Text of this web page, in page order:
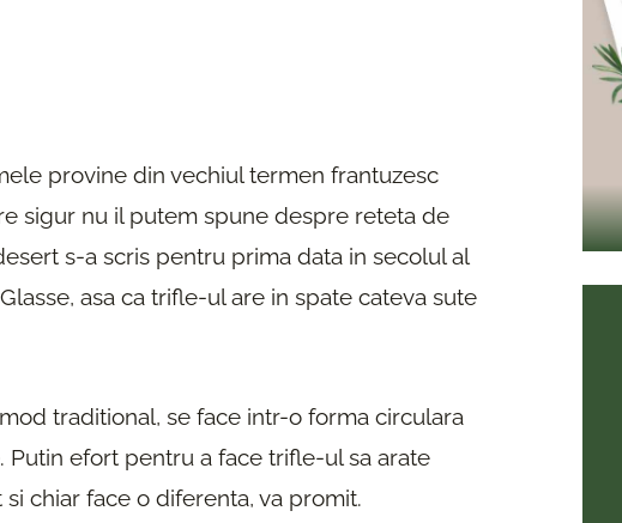
provine din vechiul termen frantuzesc
sigur nu il putem spune despre reteta de
s-a scris pentru prima data in secolul al
asa ca trifle-ul are in spate cateva sute
traditional, se face intr-o forma circulara
Putin efort pentru a face trifle-ul sa arate
chiar face o diferenta, va promit.